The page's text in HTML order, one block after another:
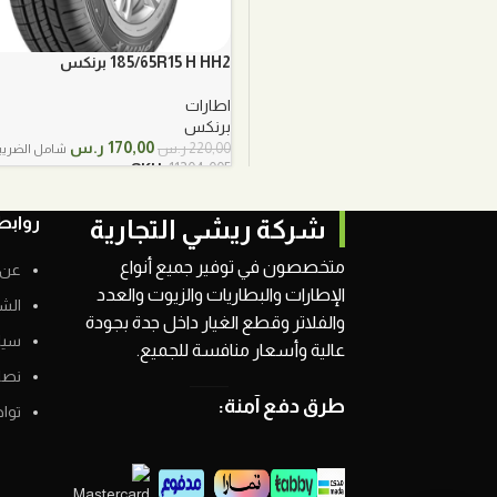
185/65R15 H HH2 برنكس
اطارات
برنكس
220,00ر.س السعر
الأصلي
220,00 ر.س.
170,00 ر.س السعر
الحالي
170,00 ر.س.
شامل
SKU:11204-005
شركة ريشي التجارية
متخصصون في توفير جميع أنواع
الإطارات والبطاريات والزيوت والعدد
والفلاتر وقطع الغيار داخل جدة بجودة
عالية وأسعار منافسة للجميع.
طرق دفع آمنة:
عن